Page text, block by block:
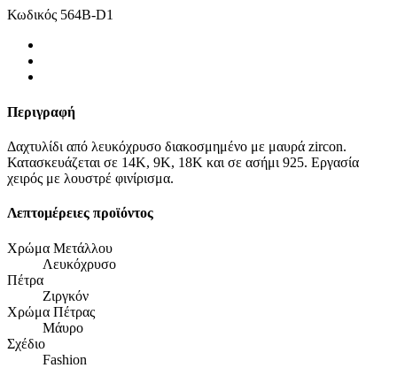
Κωδικός 564B-D1
Περιγραφή
Δαχτυλίδι από λευκόχρυσο διακοσμημένο με μαυρά zircon.
Κατασκευάζεται σε 14Κ, 9Κ, 18Κ και σε ασήμι 925. Εργασία
χειρός με λουστρέ φινίρισμα.
Λεπτομέρειες προϊόντος
Χρώμα Μετάλλου
Λευκόχρυσο
Πέτρα
Ζιργκόν
Χρώμα Πέτρας
Μάυρο
Σχέδιο
Fashion